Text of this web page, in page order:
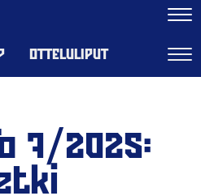
OTTELULIPUT
7/2025: